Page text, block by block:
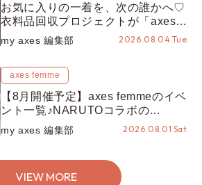
お気に入りの一着を、次の誰かへ♡
衣料品回収プロジェクトが「axes
LOOP」にアップデート！活用する
とポイントが手に入る◎
my axes 編集部 2026.08.04 Tue.
axes femme
【8月開催予定】axes femmeのイベ
ント一覧♪NARUTOコラボの
REZEN POPUPから、プチYour
Stage.、ティーパーティまで！8月
my axes 編集部 2026.08.01 Sat.
VIEW MORE